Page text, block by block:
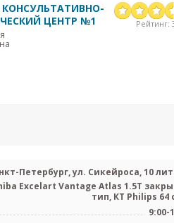
ЦЕНТР №1
Рейтинг:
Петербург, ул. Сикейроса, 10
Excelart Vantage Atlas 1.5T
тип, КТ Philips 64
9:00-